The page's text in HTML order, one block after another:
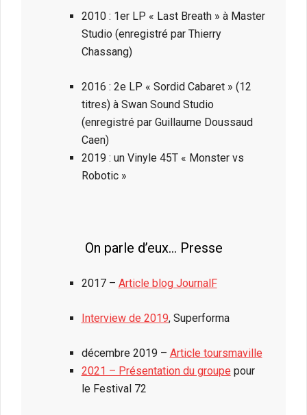
2010 : 1er LP « Last Breath » à Master
Studio (enregistré par Thierry
Chassang)
2016 : 2e LP « Sordid Cabaret » (12
titres) à Swan Sound Studio
(enregistré par Guillaume Doussaud
Caen)
2019 : un Vinyle 45T « Monster vs
Robotic »
On parle d’eux… Presse
2017 – Article blog JournalF
Interview de 2019, Superforma
décembre 2019 – Article toursmaville
2021 – Présentation du groupe pour
le Festival 72